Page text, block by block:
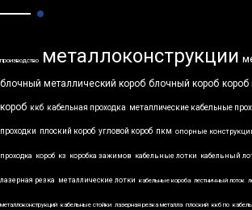
производство металлоконструкции
блочный металлический короб блочный короб короб
короб ккб кабельная проходка металлические кабельные
проходки плоский короб угловой короб пкм опорные
проходка короб кз коробка зажимов кабельные лотки кабельный
лазерная резка металлические лотки кабельные короба лестничный лоток
металлоконструкций кабельные стойки лазерная резка металла плоский ккб по